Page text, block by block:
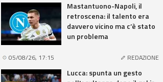
Mastantuono-Napoli, il
retroscena: il talento era
davvero vicino ma c’è stato
un problema
05/08/26, 17:15 REDAZIONE
Lucca: spunta un gesto